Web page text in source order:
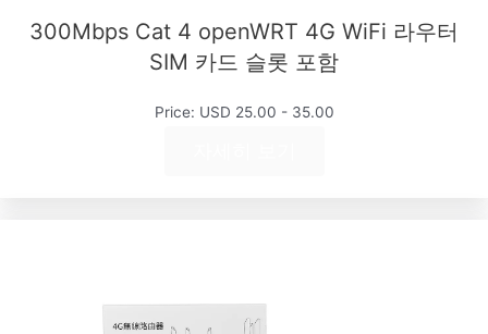
300Mbps Cat 4 openWRT 4G WiFi 라우터
SIM 카드 슬롯 포함
Price: USD 25.00 - 35.00